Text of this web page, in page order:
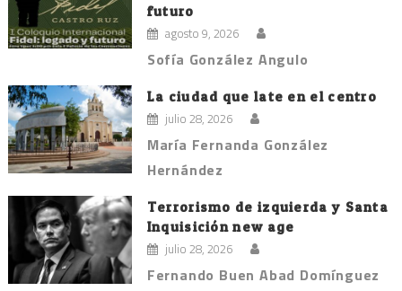
futuro
agosto 9, 2026
Sofía González Angulo
La ciudad que late en el centro
julio 28, 2026
María Fernanda González
Hernández
Terrorismo de izquierda y Santa
Inquisición new age
julio 28, 2026
Fernando Buen Abad Domínguez